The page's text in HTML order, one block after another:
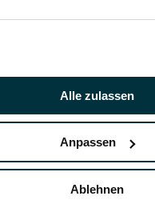
Alle zulassen
Anpassen
Ablehnen